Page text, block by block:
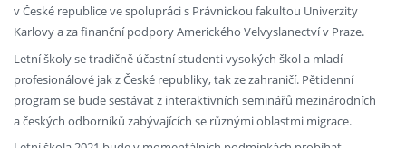
v České republice ve spolupráci s Právnickou fakultou Univerzity
Karlovy a za finanční podpory Amerického Velvyslanectví v Praze.
Letní školy se tradičně účastní studenti vysokých škol a mladí
profesionálové jak z České republiky, tak ze zahraničí. Pětidenní
program se bude sestávat z interaktivních seminářů mezinárodních
a českých odborníků zabývajících se různými oblastmi migrace.